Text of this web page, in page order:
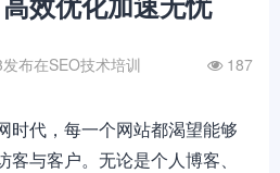
布在SEO技术培训 187
时代，每一个网站都渴望能够
与客户。无论是个人博客、